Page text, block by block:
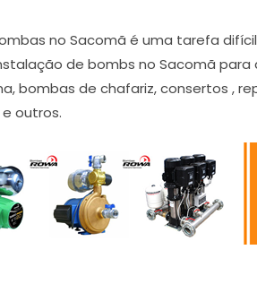
no Sacomã é uma tarefa
de bombs no Sacomã
bombas de chafariz, consertos ,
outros.